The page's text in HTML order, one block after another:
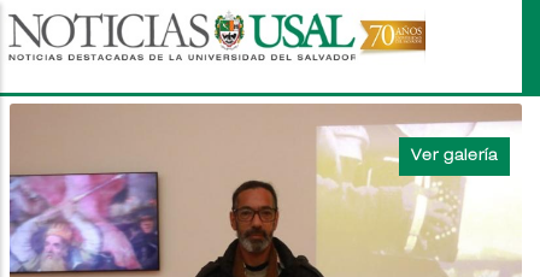
Pasar
al
principal